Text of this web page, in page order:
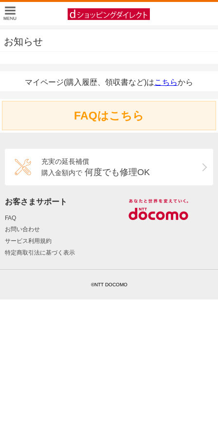
お知らせ
マイページ(購入履歴、領収書など)はこちらから
FAQはこちら
充実の延長補償
購入金額内で 何度でも修理OK
お客さまサポート
FAQ
お問い合わせ
サービス利用規約
特定商取引法に基づく表示
©NTT DOCOMO